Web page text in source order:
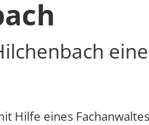
Hilfe eines